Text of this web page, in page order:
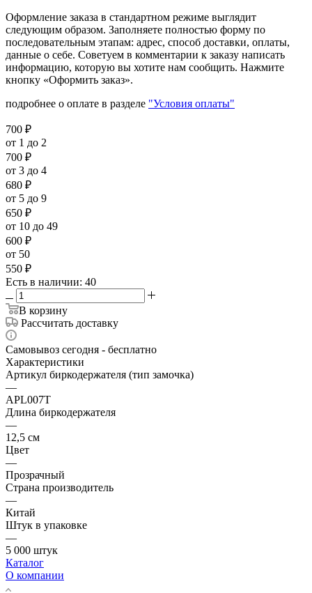
Оформление заказа в стандартном режиме выглядит
следующим образом. Заполняете полностью форму по
последовательным этапам: адрес, способ доставки, оплаты,
данные о себе. Советуем в комментарии к заказу написать
информацию, которую вы хотите нам сообщить. Нажмите
кнопку «Оформить заказ».
подробнее о оплате в разделе "Условия оплаты"
700 ₽
от 1 до 2
700 ₽
от 3 до 4
680 ₽
от 5 до 9
650 ₽
от 10 до 49
600 ₽
от 50
550 ₽
Есть в наличии: 40
В корзину
Рассчитать доставку
Самовывоз сегодня - бесплатно
Характеристики
Артикул биркодержателя (тип замочка)
—
APL007T
Длина биркодержателя
—
12,5 см
Цвет
—
Прозрачный
Страна производитель
—
Китай
Штук в упаковке
—
5 000 штук
Каталог
О компании